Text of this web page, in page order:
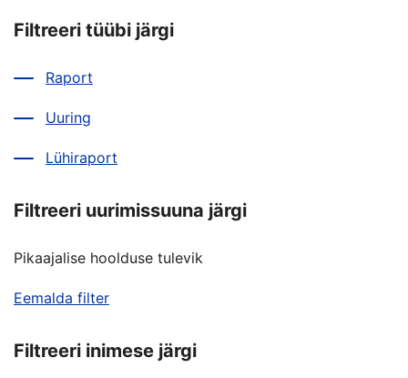
Filtreeri tüübi järgi
Raport
Uuring
Lühiraport
Filtreeri uurimissuuna järgi
Pikaajalise hoolduse tulevik
Eemalda filter
Filtreeri inimese järgi